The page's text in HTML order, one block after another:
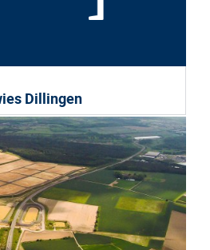
Dillingen